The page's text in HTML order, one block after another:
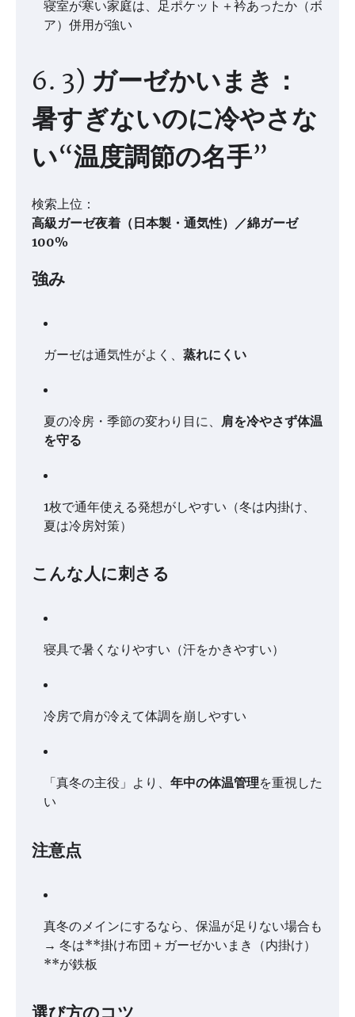
寝室が寒い家庭は、足ポケット＋衿あったか（ボ
ア）併用が強い
6. 3) ガーゼかいまき：
暑すぎないのに冷やさな
い“温度調節の名手”
検索上位：
高級ガーゼ夜着（日本製・通気性）／綿ガーゼ
100%
強み
ガーゼは通気性がよく、 蒸れにくい
夏の冷房・季節の変わり目に、 肩を冷やさず体温
を守る
1枚で通年使える発想がしやすい（冬は内掛け、
夏は冷房対策）
こんな人に刺さる
寝具で暑くなりやすい（汗をかきやすい）
冷房で肩が冷えて体調を崩しやすい
「真冬の主役」より、 年中の体温管理を重視した
い
注意点
真冬のメインにするなら、保温が足りない場合も
→ 冬は**掛け布団＋ガーゼかいまき（内掛け）
**が鉄板